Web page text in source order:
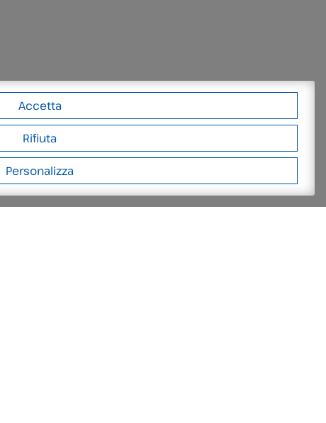
Accetta
Rifiuta
Personalizza